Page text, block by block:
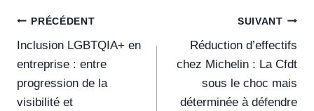
PRÉCÉDENT
Inclusion LGBTQIA+ en
entreprise : entre
progression de la
visibilité et
SUIVANT
Réduction d’effectifs
chez Michelin : La Cfdt
sous le choc mais
déterminée à défendre